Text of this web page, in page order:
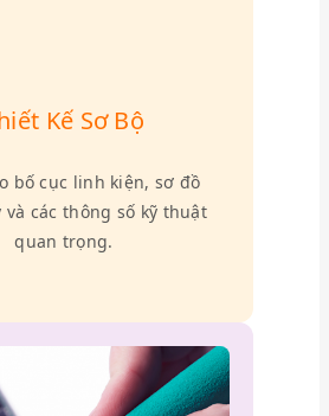
Kế Sơ Bộ
bố cục linh kiện, sơ đồ
và các thông số kỹ thuật
quan trọng.